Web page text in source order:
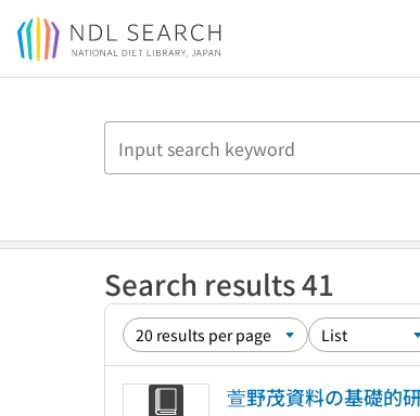
Jump to main content
Search results 41
萱野茂資料の基礎的